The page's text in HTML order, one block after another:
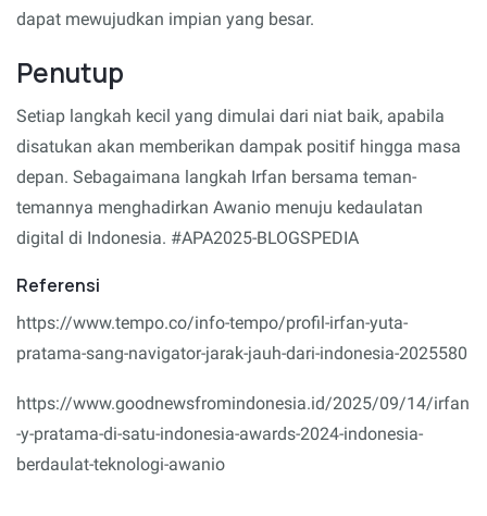
dapat mewujudkan impian yang besar.
Penutup
Setiap langkah kecil yang dimulai dari niat baik, apabila
disatukan akan memberikan dampak positif hingga masa
depan. Sebagaimana langkah Irfan bersama teman-
temannya menghadirkan Awanio menuju kedaulatan
digital di Indonesia. #APA2025-BLOGSPEDIA
Referensi
https://www.tempo.co/info-tempo/profil-irfan-yuta-
pratama-sang-navigator-jarak-jauh-dari-indonesia-2025580
https://www.goodnewsfromindonesia.id/2025/09/14/irfan
-y-pratama-di-satu-indonesia-awards-2024-indonesia-
berdaulat-teknologi-awanio